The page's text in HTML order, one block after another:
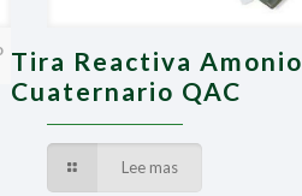
Tira Reactiva Amonio
Cuaternario QAC
Lee mas